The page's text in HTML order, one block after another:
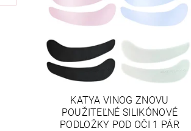
KATYA VINOG ZNOVU
POUŽITEĽNÉ SILIKÓNOVÉ
PODLOŽKY POD OČI 1 PÁR